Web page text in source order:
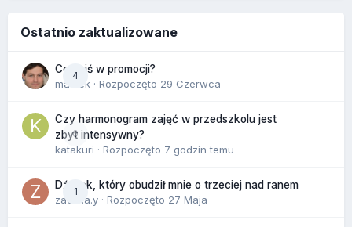
Ostatnio zaktualizowane
4
Co dziś w promocji?
maciek · Rozpoczęto 29 Czerwca
0
Czy harmonogram zajęć w przedszkolu jest
zbyt intensywny?
katakuri · Rozpoczęto 7 godzin temu
1
Dźwięk, który obudził mnie o trzeciej nad ranem
zackr.a.y · Rozpoczęto 27 Maja